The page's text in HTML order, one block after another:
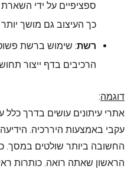
ספציפיים על ידי
כך העיצוב גם מושך יותר
רשת: שימוש ברשת
הרכיבים בדף ייצור
דוגמה:
אתרי עיתונים עושים בדרך
עקבי באמצעות היררכיה.
החשובה ביותר שולטים במסך.
הראשון שאתה רואה. כותרות